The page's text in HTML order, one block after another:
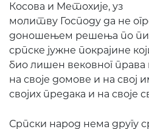
Косова и Метохије, уз
молитву Господу да не
доношењем решења по
српске јужне покрајине
био лишен вековног права
на своје домове и на свој
својих предака и на своје
Српски народ нема другу